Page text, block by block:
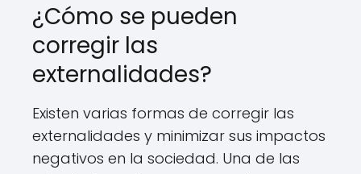
¿Cómo se pueden
corregir las
externalidades?
Existen varias formas de corregir las
externalidades y minimizar sus impactos
negativos en la sociedad. Una de las